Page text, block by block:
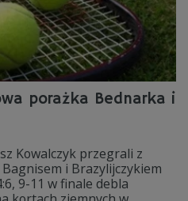
porażka Bednarka i
Kowalczyk przegrali z
i Brazylijczykiem
9-11 w finale debla